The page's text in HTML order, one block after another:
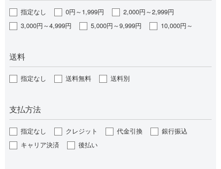
指定なし 0円～1,999円
2,000円～2,999円
3,000円～4,999円
5,000円～9,999円 10,000円～
送料
指定なし 送料無料 送料別
支払方法
指定なし クレジット 代金引換
銀行振込
キャリア決済
後払い